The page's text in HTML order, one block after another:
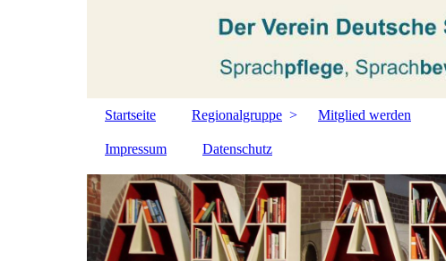
Startseite Regionalgruppe Mitglied werden
Impressum Datenschutz